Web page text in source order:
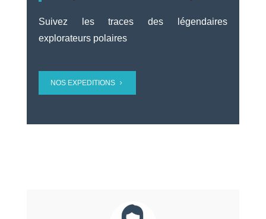
Suivez les traces des légendaires
explorateurs polaires
NOS EXPEDITIONS